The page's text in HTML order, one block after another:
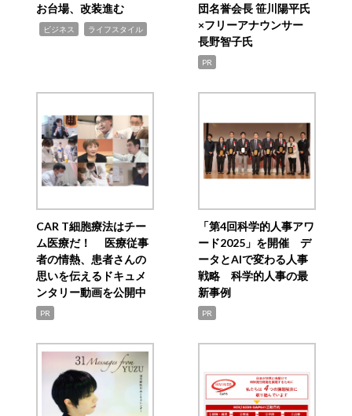
お台場、改装進む
ビジネス ライフスタイル
団名誉会長 笹川陽平氏
×フリーアナウンサー
長野智子氏
PR
CAR T細胞療法はチー
ム医療だ！ 医療従事
者の情熱、患者さんの
思いを伝えるドキュメ
ンタリー動画を公開中
PR
「第4回科学的人事アワ
ード2025」を開催 デ
ータとAIで変わる人事
戦略 科学的人事の最
新事例
PR